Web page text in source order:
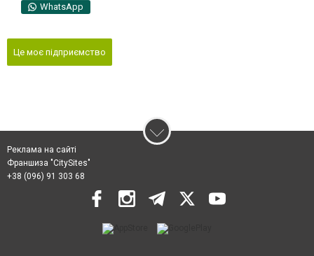
WhatsApp
Це моє підприємство
Реклама на сайті
Франшиза "CitySites"
+38 (096) 91 303 68